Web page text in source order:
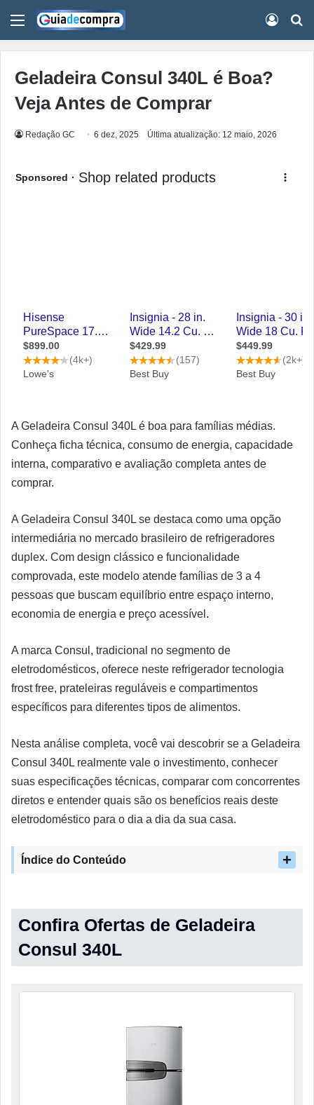
Menu
Geladeira Consul 340L é Boa?
Veja Antes de Comprar
Redação GC 6 dez, 2025 Última atualização: 12 maio, 2026
A Geladeira Consul 340L é boa para famílias médias.
Conheça ficha técnica, consumo de energia, capacidade
interna, comparativo e avaliação completa antes de
comprar.
A Geladeira Consul 340L se destaca como uma opção
intermediária no mercado brasileiro de refrigeradores
duplex. Com design clássico e funcionalidade
comprovada, este modelo atende famílias de 3 a 4
pessoas que buscam equilíbrio entre espaço interno,
economia de energia e preço acessível.
A marca Consul, tradicional no segmento de
eletrodomésticos, oferece neste refrigerador tecnologia
frost free, prateleiras reguláveis e compartimentos
específicos para diferentes tipos de alimentos.
Nesta análise completa, você vai descobrir se a Geladeira
Consul 340L realmente vale o investimento, conhecer
suas especificações técnicas, comparar com concorrentes
diretos e entender quais são os benefícios reais deste
eletrodoméstico para o dia a dia da sua casa.
Índice do Conteúdo
Confira Ofertas de Geladeira
Consul 340L